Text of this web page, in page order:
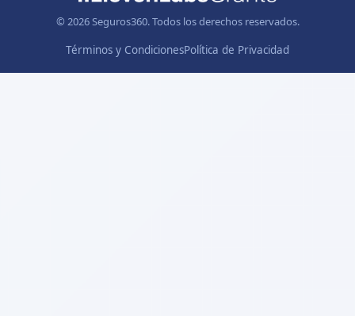
© 2026 Seguros360. Todos los derechos reservados.
Términos y CondicionesPolítica de Privacidad